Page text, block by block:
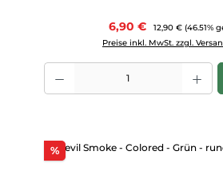
Verkaufspreis:
6,90 € Regulärer Preis:
12,90 € (46.51%
Preise inkl. MwSt. zzgl.
Produkt Anzahl: Gib den
%Rabatt